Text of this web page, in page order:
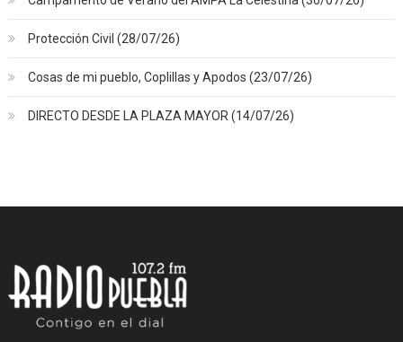
Protección Civil (28/07/26)
Cosas de mi pueblo, Coplillas y Apodos (23/07/26)
DIRECTO DESDE LA PLAZA MAYOR (14/07/26)